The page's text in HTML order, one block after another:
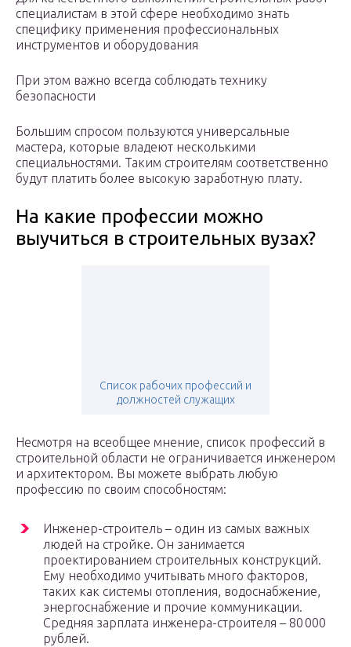
специалистам в этой сфере необходимо знать
специфику применения профессиональных
инструментов и оборудования
При этом важно всегда соблюдать технику
безопасности
Большим спросом пользуются универсальные
мастера, которые владеют несколькими
специальностями. Таким строителям соответственно
будут платить более высокую заработную плату.
На какие профессии можно
выучиться в строительных вузах?
Список рабочих профессий и
должностей служащих
Несмотря на всеобщее мнение, список профессий в
строительной области не ограничивается инженером
и архитектором. Вы можете выбрать любую
профессию по своим способностям:
Инженер-строитель – один из самых важных
людей на стройке. Он занимается
проектированием строительных конструкций.
Ему необходимо учитывать много факторов,
таких как системы отопления, водоснабжение,
энергоснабжение и прочие коммуникации.
Средняя зарплата инженера-строителя – 80 000
рублей.